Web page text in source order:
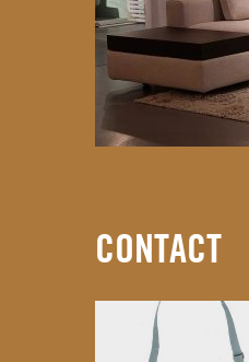
CONTACT